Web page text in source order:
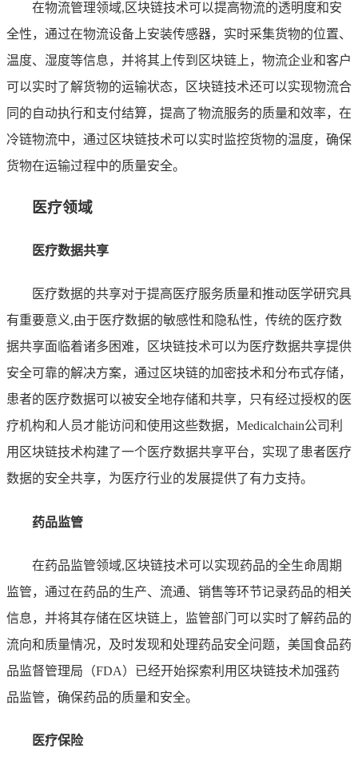
在物流管理领域,区块链技术可以提高物流的透明度和安
全性，通过在物流设备上安装传感器，实时采集货物的位置、
温度、湿度等信息，并将其上传到区块链上，物流企业和客户
可以实时了解货物的运输状态，区块链技术还可以实现物流合
同的自动执行和支付结算，提高了物流服务的质量和效率，在
冷链物流中，通过区块链技术可以实时监控货物的温度，确保
货物在运输过程中的质量安全。
医疗领域
医疗数据共享
医疗数据的共享对于提高医疗服务质量和推动医学研究具
有重要意义,由于医疗数据的敏感性和隐私性，传统的医疗数
据共享面临着诸多困难，区块链技术可以为医疗数据共享提供
安全可靠的解决方案，通过区块链的加密技术和分布式存储，
患者的医疗数据可以被安全地存储和共享，只有经过授权的医
疗机构和人员才能访问和使用这些数据，Medicalchain公司利
用区块链技术构建了一个医疗数据共享平台，实现了患者医疗
数据的安全共享，为医疗行业的发展提供了有力支持。
药品监管
在药品监管领域,区块链技术可以实现药品的全生命周期
监管，通过在药品的生产、流通、销售等环节记录药品的相关
信息，并将其存储在区块链上，监管部门可以实时了解药品的
流向和质量情况，及时发现和处理药品安全问题，美国食品药
品监督管理局（FDA）已经开始探索利用区块链技术加强药
品监管，确保药品的质量和安全。
医疗保险